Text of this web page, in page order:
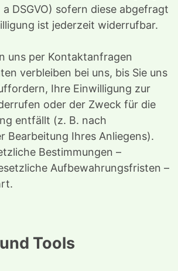
DSGVO) sofern diese abgefragt
ist jederzeit widerrufbar.
uns per Kontaktanfragen
verbleiben bei uns, bis Sie uns
Ihre Einwilligung zur
oder der Zweck für die
entfällt (z. B. nach
Bearbeitung Ihres Anliegens).
Bestimmungen –
Aufbewahrungsfristen –
Tools